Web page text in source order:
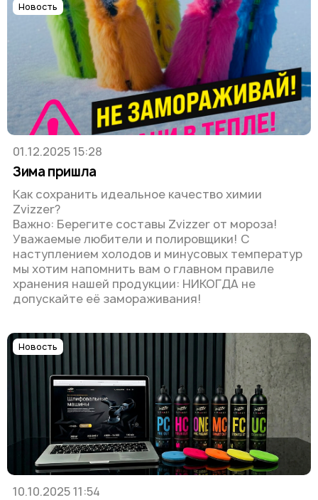
Новость
01.12.2025 15:28
Зима пришла
Как сохранить идеальное качество химии
Zvizzer?
Важно: Берегите составы Zvizzer от мороза!
Уважаемые любители и полировщики! С
наступлением холодов и минусовых температур
мы хотим напомнить вам о главном правиле
хранения нашей продукции: НИКОГДА не
допускайте её замораживания!
Новость
10.10.2025 11:54